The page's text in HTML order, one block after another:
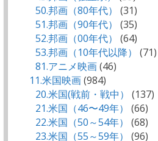
50.邦画（80年代）
(31)
51.邦画（90年代）
(35)
52.邦画（00年代）
(64)
53.邦画（10年代以降）
(71)
81.アニメ映画(46)
11.米国映画(984)
20.米国(戦前・戦中）
(137)
21.米国（46〜49年）
(66)
22.米国（50～54年）
(68)
23.米国（55～59年）
(96)